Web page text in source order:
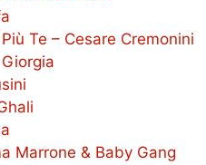
Te – Cesare Cremonini
Marrone & Baby Gang